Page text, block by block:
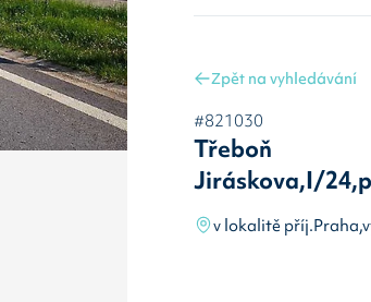
Zpět na vyhledávání
#821030
Třeboň
Jiráskova,I/
v lokalitě